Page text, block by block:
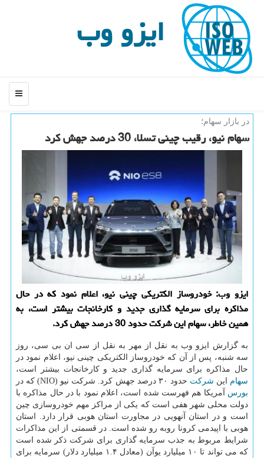
ایزو وب
منو
در بازار سهام؛
سهام نیو، رقیب چینی تسلا، 30 درصد جهش كرد
ایزو وب: خودروساز الكتریكی چینی نیو، اعلام نمود كه در حال
مذاكره برای سرمایه گذاری جدید و كارخانجات بیشتر است، به
همین خاطر، سهام این شركت حدود 30 درصد جهش كرد.
به گزارش ایزو وب به نقل از مهر به نقل از سی ان بی سی، روز
سه شنبه، پس از آن كه خودروساز الكتریكی چینی نیو، اعلام نمود در
حال مذاكره برای سرمایه گذاری جدید و كارخانجات بیشتر است،
سهام این شركت حدود ۳۰ درصد جهش كرد. شركت نیو (NIO) كه در
بورس آمریكا هم فهرست شده است، اعلام نمود با در حال مذاكره با
دولت محلی شهر هفی است كه یكی از مراكز مهم خودروسازی چین
است و در استان آنهویی در مجاورت استان هوبی قرار دارد. استان
هوبی با اپیدمی كرونا روبه رو شده است. در قسمتی از این مذاكرات
شرایط مربوط به جذب سرمایه گذاری برای شركت ذكر شده است
كه می تواند تا ۱۰ میلیارد یوآن (معادل ۱.۴ میلیارد دلار) سرمایه برای